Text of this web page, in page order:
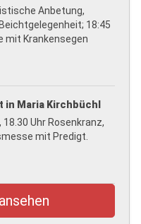
Anbetung,
18:45
mit Krankensegen
in Maria Kirchbüchl
18.30 Uhr Rosenkranz,
mit Predigt.